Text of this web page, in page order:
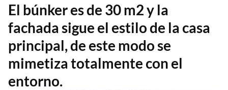
El búnker es de 30 m2 y la
fachada sigue el estilo de la casa
principal, de este modo se
mimetiza totalmente con el
entorno.